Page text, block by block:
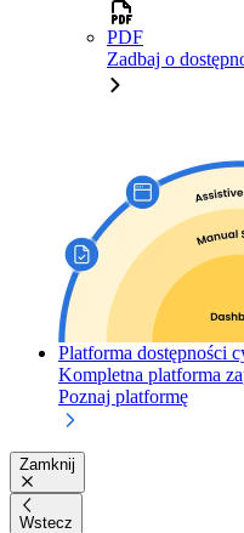
PDF
Zadbaj o
Platforma dostępności
Kompletna platforma
Poznaj platformę
Zamknij
Wstecz